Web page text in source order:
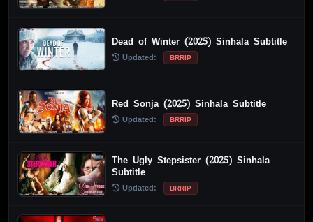
Dead of Winter (2025) Sinhala Subtitle
Updated: BRRIP
Red Sonja (2025) Sinhala Subtitle
Updated: BRRIP
The Ugly Stepsister (2025) Sinhala
Subtitle
Updated: BRRIP